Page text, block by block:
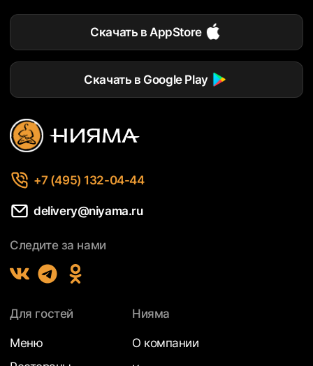
Скачать в AppStore
Скачать в Google Play
+7 (495) 132-04-44
delivery@niyama.ru
Следите за нами
Для гостей
Меню
Нияма
О компании